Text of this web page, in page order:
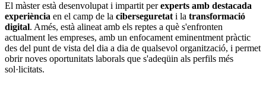
El màster està desenvolupat i impartit perexperts amb destacada
experiència en el camp de la ciberseguretati la transformació
digital. Amés, està alineat amb els reptes a què s'enfronten
actualment les empreses, amb un enfocament eminentment pràctic
des del punt de vista del dia a dia de qualsevol organització, i permet
obrir noves oportunitats laborals que s'adeqüin als perfils més
sol·licitats.